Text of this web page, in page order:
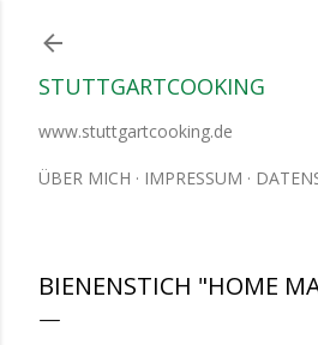
STUTTGARTCOOKING
www.stuttgartcooking.de
ÜBER MICH IMPRESSUM
BIENENSTICH "HOME